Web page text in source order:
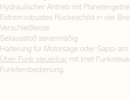
Hydraulischer Antrieb mit
Extrem robustes Rückeschild in vier
Verschleißleiste
Seilausstoß serienmäßig
Halterung für Motorsäge oder Sappi am
Über Funk steuerbar mit Imet
Funkfernbedienung.